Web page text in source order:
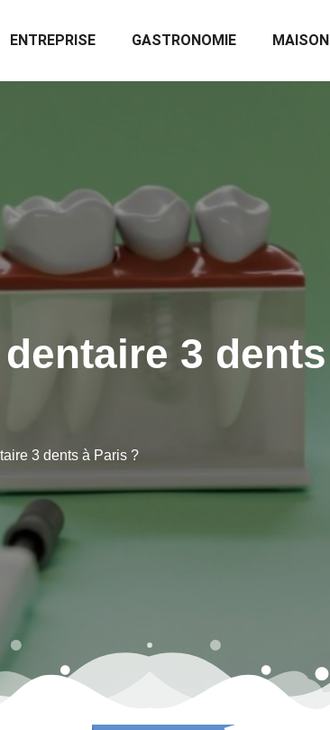
ENTREPRISE GASTRONOMIE MAISON
3 dents
3 dents à Paris ?